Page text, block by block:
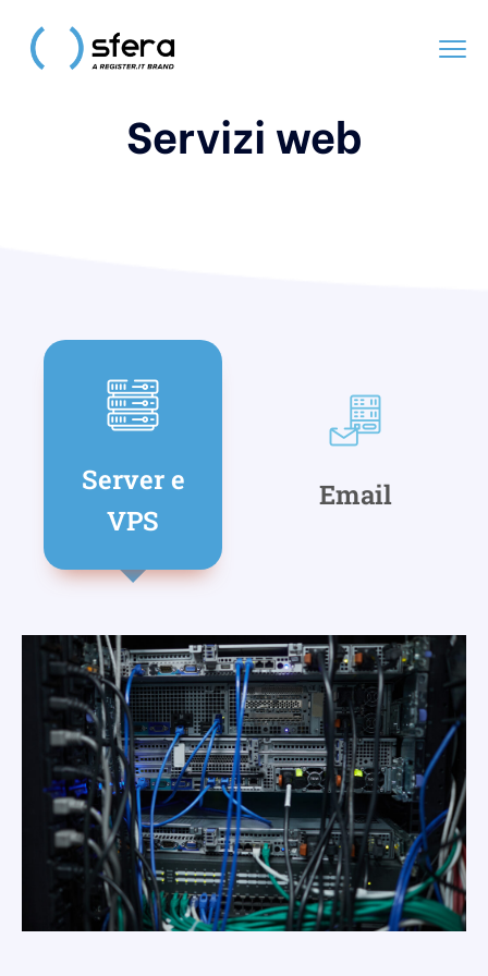
Servizi web
Server e
VPS
Email